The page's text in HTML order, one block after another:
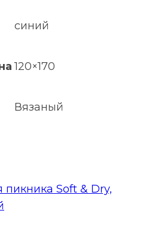
синий
120×170
Вязаный